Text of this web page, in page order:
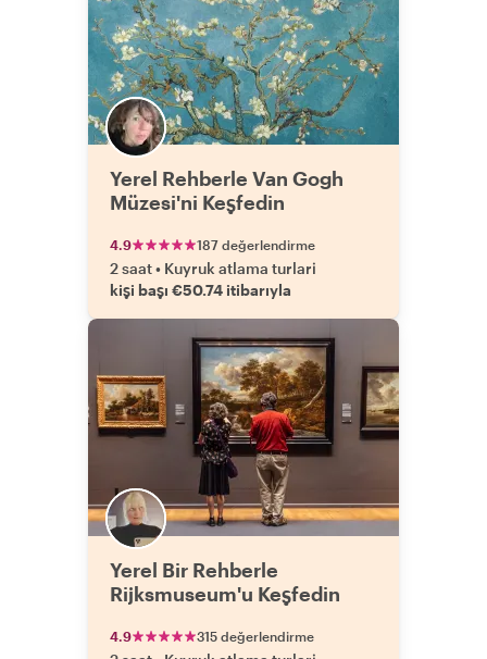
Yerel Rehberle Van Gogh
Müzesi'ni Keşfedin
4.9 187 değerlendirme
2 saat• Kuyruk atlama turlari
kişi başı €50.74 itibarıyla
Yerel Bir Rehberle
Rijksmuseum'u Keşfedin
4.9 315 değerlendirme